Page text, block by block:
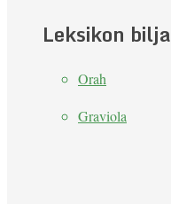
Leksikon bilja
Orah
Graviola